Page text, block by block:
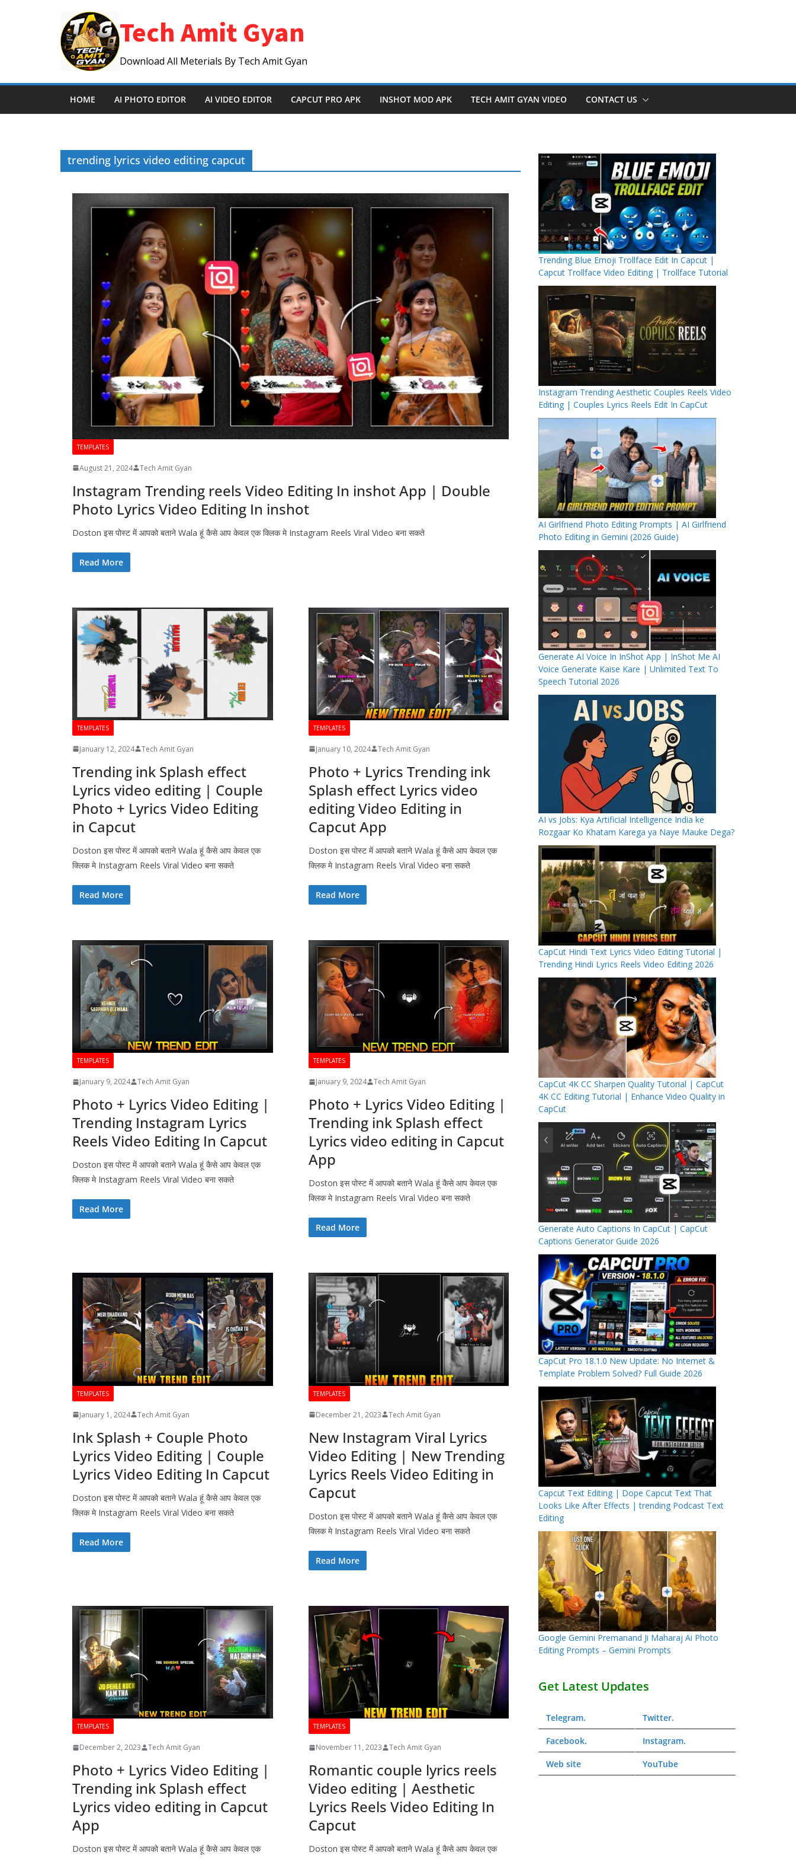
Tech Amit Gyan
Download All Meterials By Tech Amit Gyan
HOME AI PHOTO EDITOR AI VIDEO EDITOR CAPCUT PRO APK INSHOT MOD APK TECH AMIT GYAN VIDEO CONTACT US
trending lyrics video editing capcut
TEMPLATES
August 21, 2024 Tech Amit Gyan
Instagram Trending reels Video Editing In inshot App | Double
Photo Lyrics Video Editing In inshot
Doston इस पोस्ट में आपको बताने Wala हूं कैसे आप केवल एक क्लिक मे Instagram Reels Viral Video बना सकते
Read More
TEMPLATES
January 12, 2024 Tech Amit Gyan
Trending ink Splash effect
Lyrics video editing | Couple
Photo + Lyrics Video Editing
in Capcut
Doston इस पोस्ट में आपको बताने Wala हूं कैसे आप केवल एक
क्लिक मे Instagram Reels Viral Video बना सकते
Read More
TEMPLATES
January 10, 2024 Tech Amit Gyan
Photo + Lyrics Trending ink
Splash effect Lyrics video
editing Video Editing in
Capcut App
Doston इस पोस्ट में आपको बताने Wala हूं कैसे आप केवल एक
क्लिक मे Instagram Reels Viral Video बना सकते
Read More
TEMPLATES
January 9, 2024 Tech Amit Gyan
Photo + Lyrics Video Editing |
Trending Instagram Lyrics
Reels Video Editing In Capcut
Doston इस पोस्ट में आपको बताने Wala हूं कैसे आप केवल एक
क्लिक मे Instagram Reels Viral Video बना सकते
Read More
TEMPLATES
January 9, 2024 Tech Amit Gyan
Photo + Lyrics Video Editing |
Trending ink Splash effect
Lyrics video editing in Capcut
App
Doston इस पोस्ट में आपको बताने Wala हूं कैसे आप केवल एक
क्लिक मे Instagram Reels Viral Video बना सकते
Read More
TEMPLATES
January 1, 2024 Tech Amit Gyan
Ink Splash + Couple Photo
Lyrics Video Editing | Couple
Lyrics Video Editing In Capcut
Doston इस पोस्ट में आपको बताने Wala हूं कैसे आप केवल एक
क्लिक मे Instagram Reels Viral Video बना सकते
Read More
TEMPLATES
December 21, 2023 Tech Amit Gyan
New Instagram Viral Lyrics
Video Editing | New Trending
Lyrics Reels Video Editing in
Capcut
Doston इस पोस्ट में आपको बताने Wala हूं कैसे आप केवल एक
क्लिक मे Instagram Reels Viral Video बना सकते
Read More
TEMPLATES
December 2, 2023 Tech Amit Gyan
Photo + Lyrics Video Editing |
Trending ink Splash effect
Lyrics video editing in Capcut
App
Doston इस पोस्ट में आपको बताने Wala हूं कैसे आप केवल एक
TEMPLATES
November 11, 2023 Tech Amit Gyan
Romantic couple lyrics reels
Video editing | Aesthetic
Lyrics Reels Video Editing In
Capcut
Doston इस पोस्ट में आपको बताने Wala हूं कैसे आप केवल एक
Trending Blue Emoji Trollface Edit In Capcut |
Capcut Trollface Video Editing | Trollface Tutorial
Instagram Trending Aesthetic Couples Reels Video
Editing | Couples Lyrics Reels Edit In CapCut
AI Girlfriend Photo Editing Prompts | AI Girlfriend
Photo Editing in Gemini (2026 Guide)
Generate AI Voice In InShot App | InShot Me AI
Voice Generate Kaise Kare | Unlimited Text To
Speech Tutorial 2026
AI vs Jobs: Kya Artificial Intelligence India ke
Rozgaar Ko Khatam Karega ya Naye Mauke Dega?
CapCut Hindi Text Lyrics Video Editing Tutorial |
Trending Hindi Lyrics Reels Video Editing 2026
CapCut 4K CC Sharpen Quality Tutorial | CapCut
4K CC Editing Tutorial | Enhance Video Quality in
CapCut
Generate Auto Captions In CapCut | CapCut
Captions Generator Guide 2026
CapCut Pro 18.1.0 New Update: No Internet &
Template Problem Solved? Full Guide 2026
Capcut Text Editing | Dope Capcut Text That
Looks Like After Effects | trending Podcast Text
Editing
Google Gemini Premanand Ji Maharaj Ai Photo
Editing Prompts – Gemini Prompts
Get Latest Updates
Telegram. Twitter.
Facebook. Instagram.
Web site YouTube